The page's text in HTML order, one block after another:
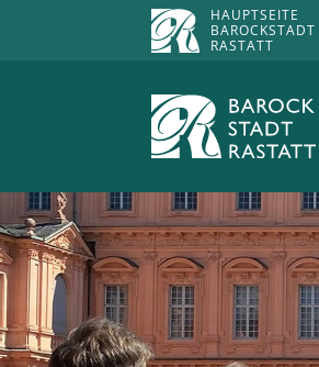
HAUPTSEITE
BAROCKSTADT
RASTATT